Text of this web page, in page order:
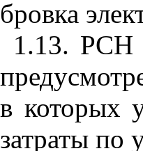
бровка
1.13. РСН
в которых
затраты по